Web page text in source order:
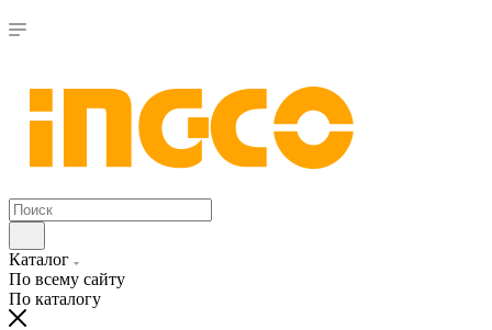
Каталог
По всему сайту
По каталогу